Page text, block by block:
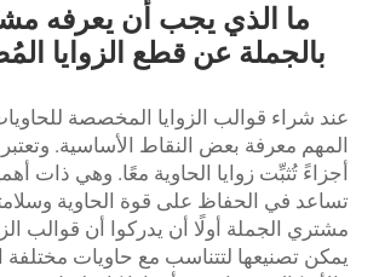
ما الذي يجب أن يعرفه
بالجملة عن قطع الزوايا
عند شراء قوالب الزوايا المخصصة
المهم معرفة بعض النقاط الأساسية. وتعتبر
أجزاءً تُثبِّت زوايا الحاوية معًا. وهي ذات
تساعد في الحفاظ على قوة الحاوية
مشتري الجملة أولًا أن يدركوا أن قوالب
يمكن تصنيعها لتتناسب مع حاويات مختلفة